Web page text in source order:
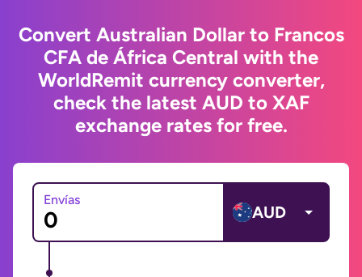
Convert Australian Dollar to Francos
CFA de África Central with the
WorldRemit currency converter,
check the latest AUD to XAF
exchange rates for free.
Envías
AUD